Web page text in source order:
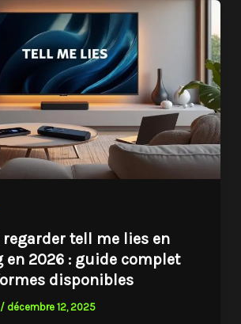
tell me lies en
en 2026 : guide complet
disponibles
/ décembre 12, 2025